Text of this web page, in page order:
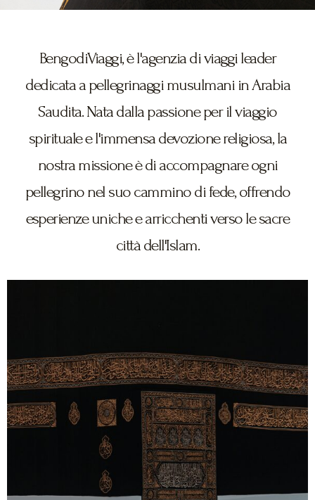
BengodiViaggi, è l'agenzia di viaggi leader
dedicata a pellegrinaggi musulmani in Arabia
Saudita. Nata dalla passione per il viaggio
spirituale e l'immensa devozione religiosa, la
nostra missione è di accompagnare ogni
pellegrino nel suo cammino di fede, offrendo
esperienze uniche e arricchenti verso le sacre
città dell'Islam.